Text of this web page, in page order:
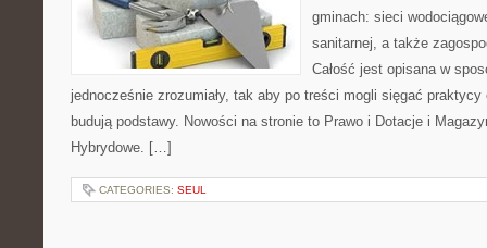
gminach: sieci
sanitarnej, a także
Całość jest opisana w
jednocześnie zrozumiały, tak aby po treści mogli sięgać
budują podstawy. Nowości na stronie to Prawo i Dotacje i
Hybrydowe. […]
CATEGORIES: SEUL